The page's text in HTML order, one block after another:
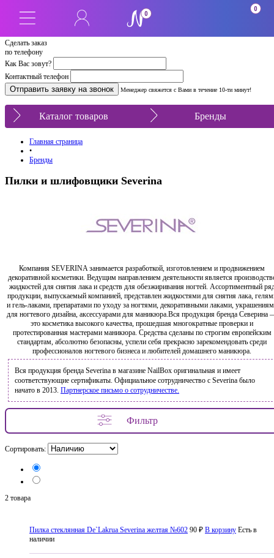
Сделать заказ
по телефону
Как Вас зовут?
Контактный телефон
Менеджер свяжется с Вами в течение 10-ти минут!
0
0
Каталог товаров Бренды
Главная страница
•
Бренды
Пилки и шлифовщики Severina
Компания SEVERINA занимается разработкой, изготовлением и продвижением
декоративной косметики. Ведущим направлением деятельности является
жидкостей для снятия лака и средств для обезжиривания ногтей. Ассортиментный
продукции, выпускаемый компанией, представлен жидкостями для снятия лака,
и гель-лаками, препаратами по уходу за ногтями, декоративными лаками,
для ногтевого дизайна, аксессуарами для маникюра.Вся продукция бренда Северина
это косметика высокого качества, прошедшая многократные проверки и
протестированная мастерами маникюра. Средства сделаны по строгим европейским
стандартам, абсолютно безопасны, успели себя прекрасно зарекомендовать среди
профессионалов ногтевого бизнеса и любителей домашнего маникюра.
Вся продукция бренда Severina в магазине NailBox оригинальная и имеет
соответствующие сертификаты. Официальное сотрудничество с Severina было
начато в 2013. Партнерское письмо о сотрудничестве.
Фильтр
Сортировать:
2 товара
Пилка стеклянная De`Lakrua Severina желтая №602 90 ₽ В корзину Есть в
наличии